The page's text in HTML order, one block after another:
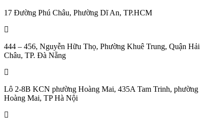
17 Đường Phú Châu, Phường Dĩ An, TP.HCM
444 – 456, Nguyễn Hữu Thọ, Phường Khuê Trung, Quận Hải
Châu, TP. Đà Nẵng
Lô 2-8B KCN phường Hoàng Mai, 435A Tam Trinh, phường
Hoàng Mai, TP Hà Nội